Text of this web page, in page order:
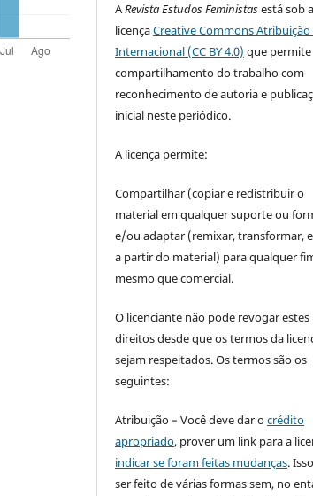
ARevista Estudos Feministasestá sob a
licençaCreative Commons Atribuição
Internacional (CC BY 4.0) que
compartilhamento do trabalho com
reconhecimento de autoria e
inicial neste periódico.
A licença permite:
Compartilhar (copiar e redistribuir o
material em qualquer suporte ou
e/ou adaptar (remixar, transformar,
a partir do material) para qualquer
mesmo que comercial.
O licenciante não pode revogar estes
direitos desde que os termos da
sejam respeitados. Os termos são os
seguintes:
Atribuição – Você deve dar ocrédito
apropriado, prover um link para a
indicar se foram feitas mudanças.
ser feito de várias formas sem, no